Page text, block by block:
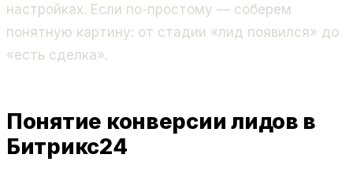
настройках. Если по-простому — соберем
понятную картину: от стадии «лид появился» до
«есть сделка».
Понятие конверсии лидов в
Битрикс24